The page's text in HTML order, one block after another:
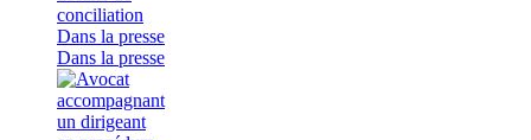
Dans la presse
Dans la presse